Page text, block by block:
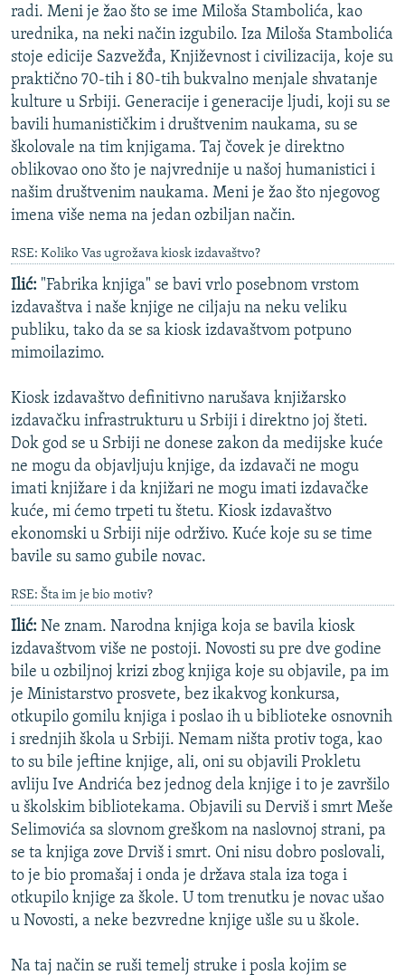
radi. Meni je žao što se ime Miloša Stambolića, kao
urednika, na neki način izgubilo. Iza Miloša Stambolića
stoje edicije Sazvežđa, Književnost i civilizacija, koje su
praktično 70-tih i 80-tih bukvalno menjale shvatanje
kulture u Srbiji. Generacije i generacije ljudi, koji su se
bavili humanističkim i društvenim naukama, su se
školovale na tim knjigama. Taj čovek je direktno
oblikovao ono što je najvrednije u našoj humanistici i
našim društvenim naukama. Meni je žao što njegovog
imena više nema na jedan ozbiljan način.
RSE: Koliko Vas ugrožava kiosk izdavaštvo?
Ilić: "Fabrika knjiga" se bavi vrlo posebnom vrstom
izdavaštva i naše knjige ne ciljaju na neku veliku
publiku, tako da se sa kiosk izdavaštvom potpuno
mimoilazimo.
Kiosk izdavaštvo definitivno narušava knjižarsko
izdavačku infrastrukturu u Srbiji i direktno joj šteti.
Dok god se u Srbiji ne donese zakon da medijske kuće
ne mogu da objavljuju knjige, da izdavači ne mogu
imati knjižare i da knjižari ne mogu imati izdavačke
kuće, mi ćemo trpeti tu štetu. Kiosk izdavaštvo
ekonomski u Srbiji nije održivo. Kuće koje su se time
bavile su samo gubile novac.
RSE: Šta im je bio motiv?
Ilić: Ne znam. Narodna knjiga koja se bavila kiosk
izdavaštvom više ne postoji. Novosti su pre dve godine
bile u ozbiljnoj krizi zbog knjiga koje su objavile, pa im
je Ministarstvo prosvete, bez ikakvog konkursa,
otkupilo gomilu knjiga i poslao ih u biblioteke osnovnih
i srednjih škola u Srbiji. Nemam ništa protiv toga, kao
to su bile jeftine knjige, ali, oni su objavili Prokletu
avliju Ive Andrića bez jednog dela knjige i to je završilo
u školskim bibliotekama. Objavili su Derviš i smrt Meše
Selimovića sa slovnom greškom na naslovnoj strani, pa
se ta knjiga zove Drviš i smrt. Oni nisu dobro poslovali,
to je bio promašaj i onda je država stala iza toga i
otkupilo knjige za škole. U tom trenutku je novac ušao
u Novosti, a neke bezvredne knjige ušle su u škole.
Na taj način se ruši temelj struke i posla kojim se